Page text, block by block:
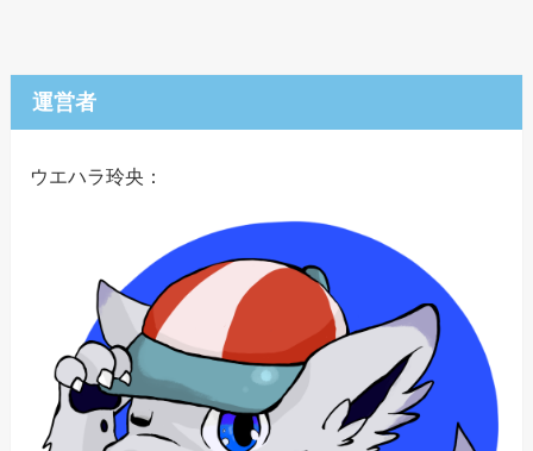
運営者
ウエハラ玲央：